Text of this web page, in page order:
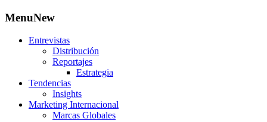
MenuNew
Entrevistas
Distribución
Reportajes
Estrategia
Tendencias
Insights
Marketing Internacional
Marcas Globales